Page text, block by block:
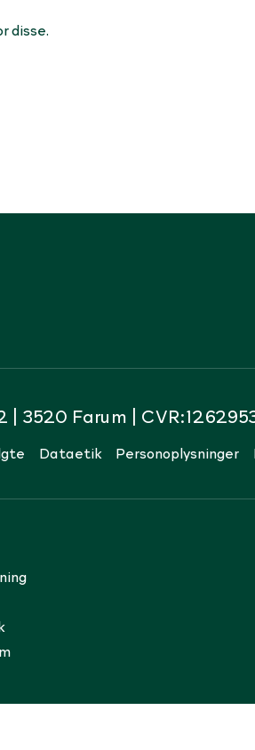
disse.
| 3520 Farum |
Dataetik Personoplysninger